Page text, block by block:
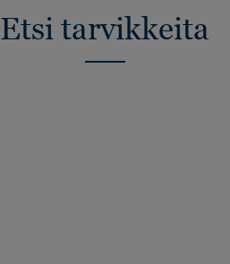
Etsi tarvikkeita